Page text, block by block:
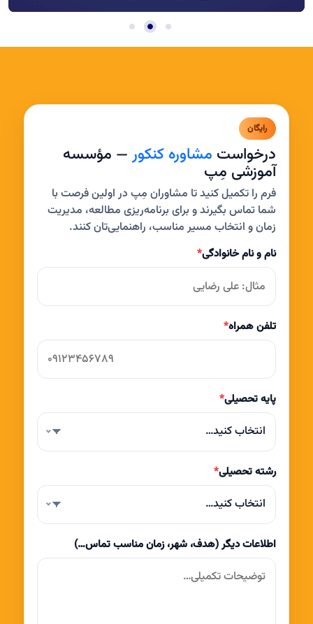
رایگان
درخواست مشاوره کنکور— مؤسسه
آموزشی مِپ
فرم را تکمیل کنید تا مشاوران مِپ در اولین فرصت با
شما تماس بگیرند و برای برنامه‌ریزی مطالعه، مدیریت
زمان و انتخاب مسیر مناسب، راهنمایی‌تان کنند.
نام و نام خانوادگی*
تلفن همراه*
پایه تحصیلی*
انتخاب کنید…
رشته تحصیلی*
انتخاب کنید…
اطلاعات دیگر (هدف، شهر، زمان مناسب تماس…)